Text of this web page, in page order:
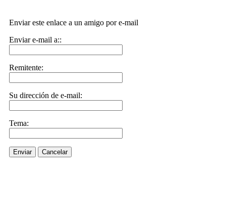
Enviar este enlace a un amigo por e-mail
Enviar e-mail a::
Remitente:
Su dirección de e-mail:
Tema:
Enviar Cancelar